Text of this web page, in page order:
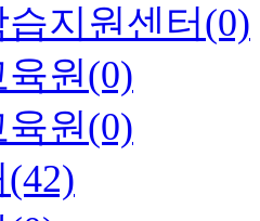
지원센터 (0)
원(0)
원(0)
(42)